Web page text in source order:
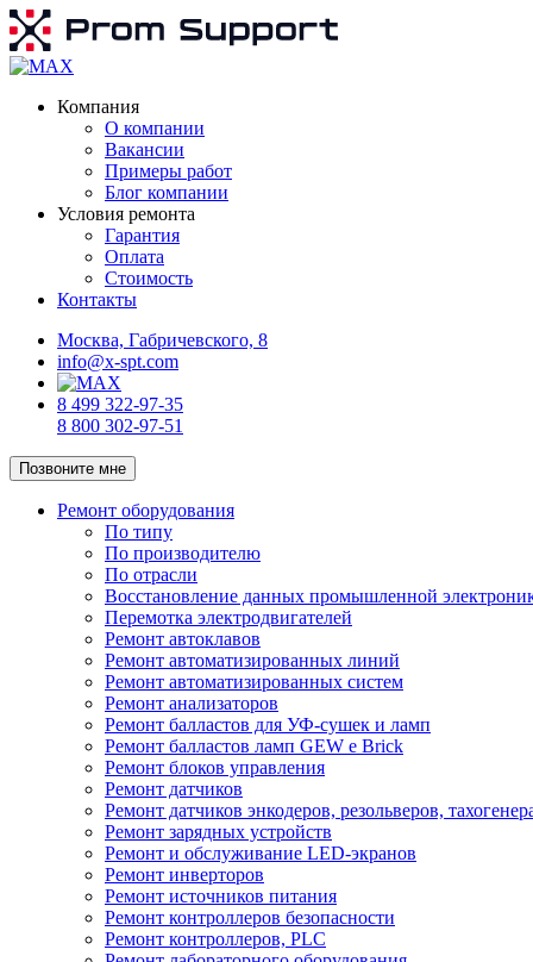
Компания
О компании
Вакансии
Примеры работ
Блог компании
Условия ремонта
Гарантия
Оплата
Стоимость
Контакты
Москва, Габричевского, 8
info@x-spt.com
8 499 322-97-35
8 800 302-97-51
Позвоните мне
Ремонт оборудования
По типу
По производителю
По отрасли
Восстановление данных промышленной
Перемотка электродвигателей
Ремонт автоклавов
Ремонт автоматизированных линий
Ремонт автоматизированных систем
Ремонт анализаторов
Ремонт балластов для УФ-сушек и ламп
Ремонт балластов ламп GEW e Brick
Ремонт блоков управления
Ремонт датчиков
Ремонт датчиков энкодеров, резольверов,
Ремонт зарядных устройств
Ремонт и обслуживание LED-экранов
Ремонт инверторов
Ремонт источников питания
Ремонт контроллеров безопасности
Ремонт контроллеров, PLC